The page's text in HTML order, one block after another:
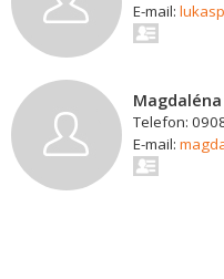
E-mail:
Telefon:
E-mail: